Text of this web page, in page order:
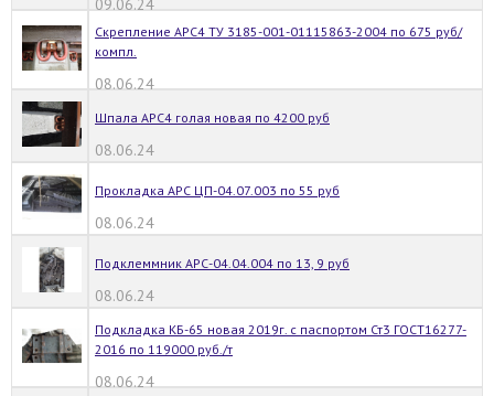
09.06.24
Скрепление АРС4 ТУ 3185-001-01115863-2004 по 675 руб/
компл.
08.06.24
Шпала АРС4 голая новая по 4200 руб
08.06.24
Прокладка АРС ЦП-04.07.003 по 55 руб
08.06.24
Подклеммник АРС-04.04.004 по 13, 9 руб
08.06.24
Подкладка КБ-65 новая 2019г. с паспортом Ст3 ГОСТ16277-
2016 по 119000 руб./т
08.06.24